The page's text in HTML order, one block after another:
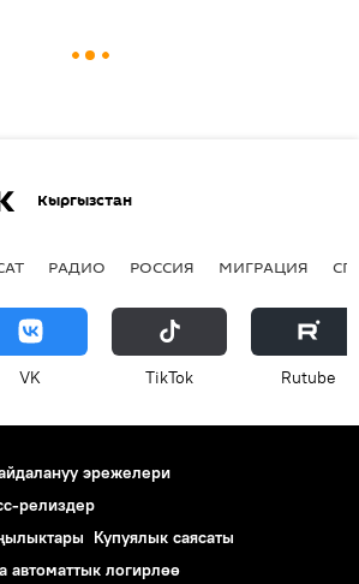
Кыргызстан
РАДИО РОССИЯ МИГРАЦИЯ
VK ТikТоk Rutube
эрежелери
релиздер
Купуялык саясаты
автоматтык логирлөө